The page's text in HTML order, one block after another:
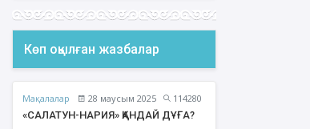
Көп оқылған жазбалар
Мақалалар 28 маусым 2025
114280
«САЛАТУН-НАРИЯ» ҚАНДАЙ ДҰҒА?